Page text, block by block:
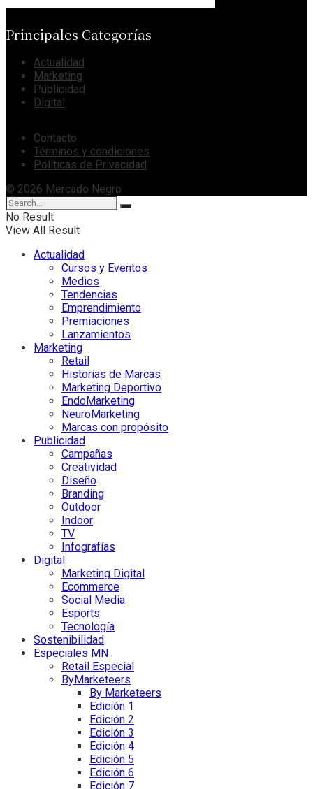
Principales Categorías
Actualidad
Marketing
Publicidad
Digital
Contacto
Términos y condiciones
Políticas de Privacidad
© 2026 Mercado Negro
No Result
View All Result
Actualidad
Cursos y Eventos
Medios
Tendencias
Emprendimiento
Premiaciones
Lanzamientos
Marketing
Retail
Historias de Marcas
Marketing Deportivo
EndoMarketing
NeuroMarketing
Marcas con propósito
Publicidad
Campañas
Creatividad
Diseño
Branding
Outdoor
Indoor
TV
Infografías
Digital
Marketing Digital
Ecommerce
Social Media
Esports
Tecnología
Sostenibilidad
Especiales MN
Retail Especial
ByMarketeers
By Marketeers
Edición 1
Edición 2
Edición 3
Edición 4
Edición 5
Edición 6
Edición 7